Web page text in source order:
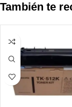
También te